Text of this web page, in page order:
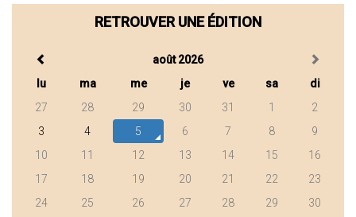
RETROUVER UNE ÉDITION
août 2026
lu
ma me je ve sa
di
27
28 29 30 31 1
2
3
4 5 6 7 8
9
10
11 12 13 14 15
16
17
18 19 20 21 22
23
24
25 26 27 28 29
30